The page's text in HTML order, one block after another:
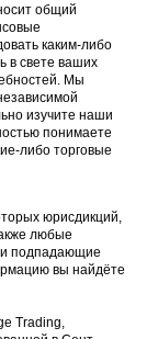
общий
каким-либо
в свете ваших
Мы
изучите наши
понимаете
либо торговые
юрисдикций,
любые
подпадающие
вы найдёте
Trading,